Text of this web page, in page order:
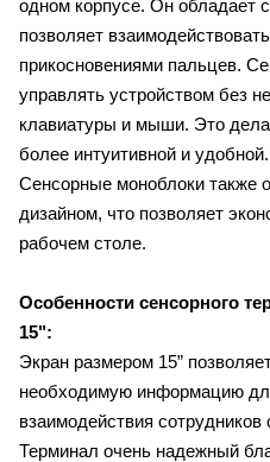
одном корпусе. Он обладает
позволяет
прикосновениями пальцев.
управлять устройством без
клавиатуры и мыши. Это
более интуитивной и удобной.
Сенсорные моноблоки также
дизайном, что позволяет
рабочем столе.
Особенности сенсорного
15":
Экран размером 15”
необходимую информацию
взаимодействия сотрудников
Терминал очень надежный